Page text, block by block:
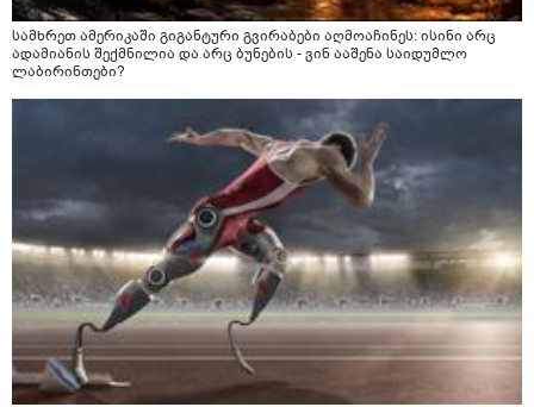
სამხრეთ ამერიკაში გიგანტური გვირაბები აღმოაჩინეს: ისინი არც
ადამიანის შექმნილია და არც ბუნების - ვინ ააშენა საიდუმლო
ლაბირინთები?